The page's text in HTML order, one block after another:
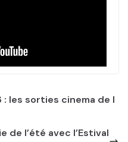
: les sorties cinema de l
de l’été avec l’Estival